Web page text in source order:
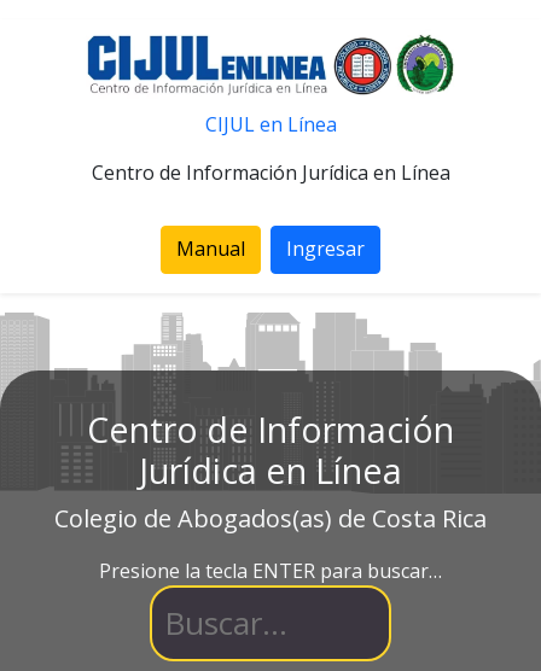
CIJUL en Línea
Centro de Información Jurídica en Línea
Manual Ingresar
Centro de Información
Jurídica en Línea
Colegio de Abogados(as) de Costa Rica
Presione la tecla ENTER para buscar…